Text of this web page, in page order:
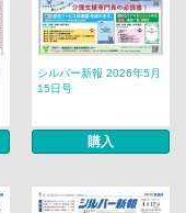
シルバー新報 2026年5月
15日号
購入